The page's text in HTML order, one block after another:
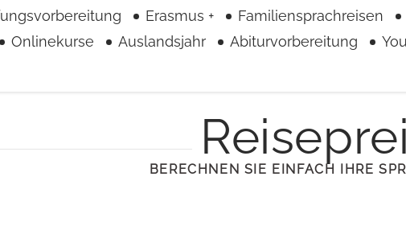
Erasmus + Familiensprachreisen
Onlinekurse Auslandsjahr Abiturvorbereitung
BERECHNEN SIE EINFACH IHRE